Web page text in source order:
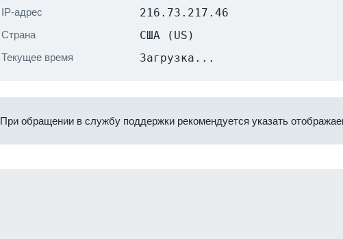
IP-адрес 216.73.217.46
Страна США (US)
Текущее время Загрузка...
При обращении в службу поддержки рекомендуется указать